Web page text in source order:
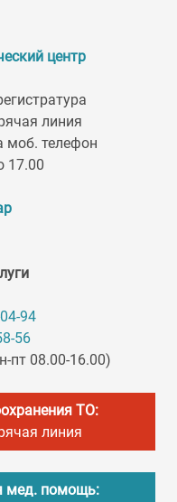
центр
линия
моб. телефон
17.00
94
56
пт 08.00-16.00)
ТО:
линия
мед. помощь: